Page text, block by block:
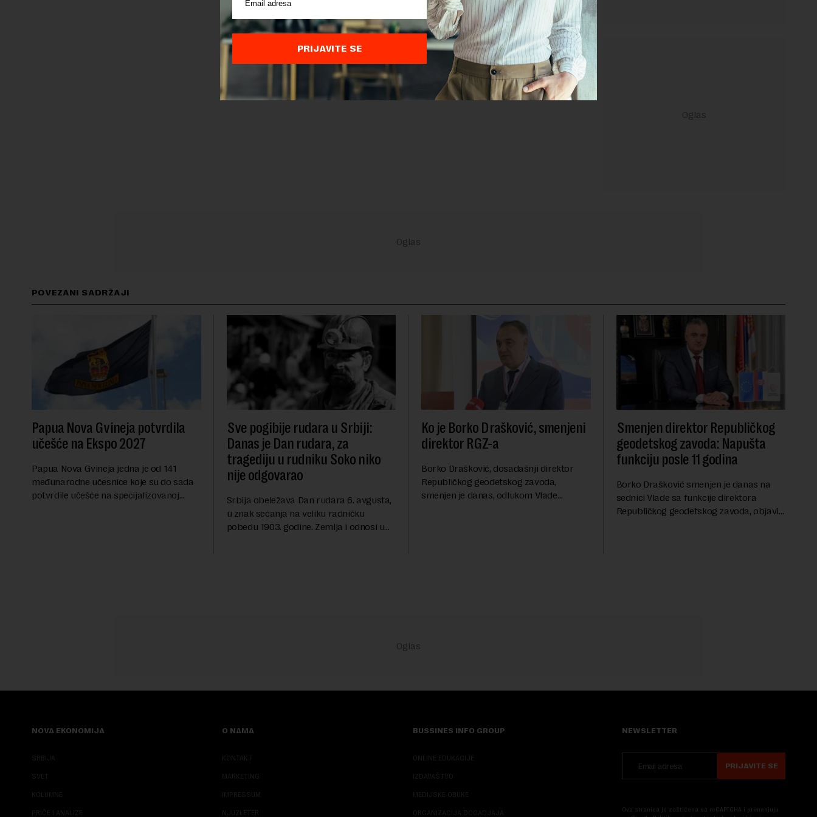
POVEZANI SADRŽAJI
Papua Nova Gvineja potvrdila
učešće na Ekspo 2027
Papua Nova Gvineja jedna je od 141
međunarodne učesnice koje su do sada
potvrdile učešće na specijalizovanoj
Sve pogibije rudara u Srbiji:
Danas je Dan rudara, za
tragediju u rudniku Soko niko
nije odgovarao
Srbija obeležava Dan rudara 6. avgusta,
u znak sećanja na veliku radničku
pobedu 1903. godine. Zemlja i odnosi u
Ko je Borko Drašković, smenjeni
direktor RGZ-a
Borko Drašković, dosadašnji direktor
Republičkog geodetskog zavoda,
smenjen je danas, odlukom Vlade
Smenjen direktor Republičkog
geodetskog zavoda: Napušta
funkciju posle 11 godina
Borko Drašković smenjen je danas na
sednici Vlade sa funkcije direktora
Republičkog geodetskog zavoda, objavio
NOVA EKONOMIJA
SRBIJA
SVET
KOLUMNE
PRIČE I ANALIZE
O NAMA
KONTAKT
MARKETING
IMPRESSUM
NJUZLETER
BUSSINES INFO GROUP
ONLINE EDUKACIJE
IZDAVAŠTVO
MEDIJSKE OBUKE
ORGANIZACIJA DOGADJAJA
NEWSLETTER
PRIJAVITE SE
Ova stranica je zaštićena sa reCAPTCHA i primenjuju
PRIJAVITE SE